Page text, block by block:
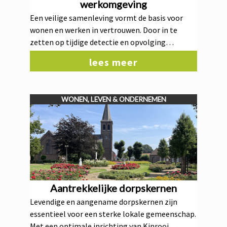
werkomgeving
Een veilige samenleving vormt de basis voor
wonen en werken in vertrouwen. Door in te
zetten op tijdige detectie en opvolging
terrorisme. We begeleiden geradicaliseerde
Dankzij een actieve werking van de Lokale
Integrale Veiligheidscel Radicalisering (LIVC R)
zorgen we voor een gecoördineerde en
doeltreffende aanpak.
lees meer
WONEN, LEVEN & ONDERNEMEN
Aantrekkelijke dorpskernen
Levendige en aangename dorpskernen zijn
essentieel voor een sterke lokale gemeenschap.